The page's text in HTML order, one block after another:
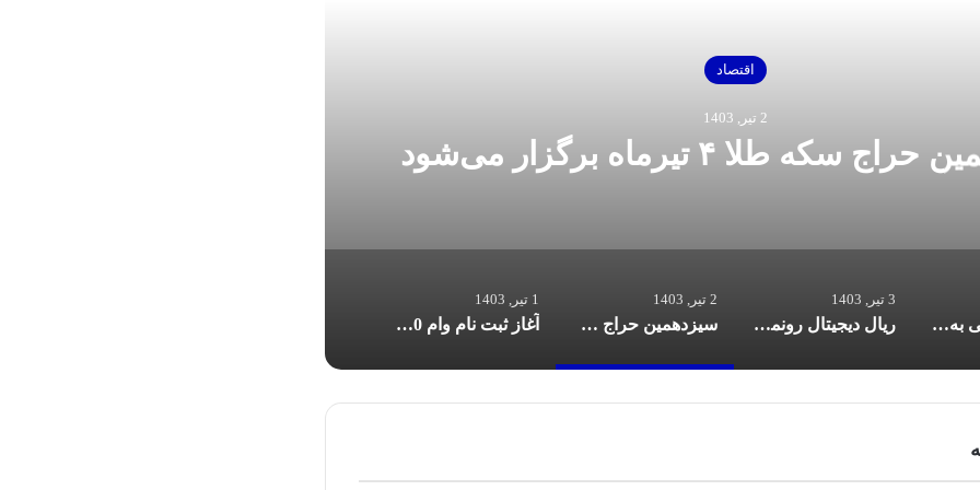
اقتصاد
2 تیر, 1403
سکه طلا ۴ تیرماه برگزار می‌شود
وام ۳۰ میلیونی به حساب بازنشستگان تامین اجتماعی واریز می‌شود
3 تیر, 1403
ریال دیجیتال رونمایی شد
2 تیر, 1403
سیزدهمین حراج سکه طلا ۴ تیرماه برگزار می‌شود
1 تیر, 1403
آغاز ثبت نام وام 30 میلیون تومانی بازنشستگان